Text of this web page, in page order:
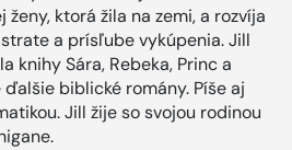
ktorá žila na zemi, a rozvíja
a prísľube vykúpenia. Jill
knihy Sára, Rebeka, Princ a
biblické romány. Píše aj
Jill žije so svojou rodinou